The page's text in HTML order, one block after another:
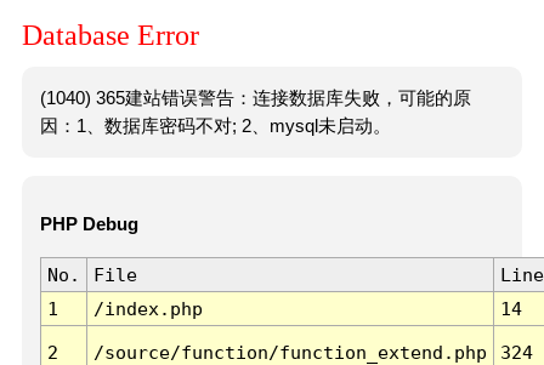
Database Error
(1040) 365建站错误警告：连接数据库失败，可能的原
因：1、数据库密码不对; 2、mysql未启动。
PHP Debug
No. File
Line
1
/index.php 14
2 /source/function/function_extend.php 324